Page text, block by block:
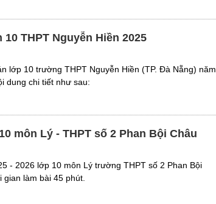
THPT Nguyễn Hiền 2025
lớp 10 trường THPT Nguyễn Hiền (TP. Đà Nẵng) năm
dung chi tiết như sau:
môn Lý - THPT số 2 Phan Bội Châu
- 2026 lớp 10 môn Lý trường THPT số 2 Phan Bội
làm bài 45 phút.